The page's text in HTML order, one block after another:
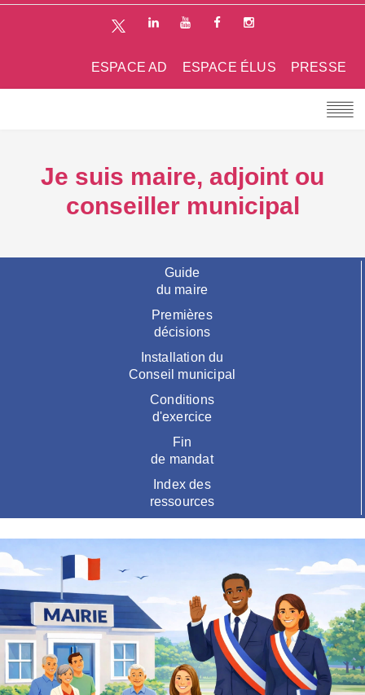
PRESSE
ESPACE ÉLUS
ESPACE AD
Je suis maire, adjoint ou
conseiller municipal
Guide
du maire
Premières
décisions
Installation du
Conseil municipal
Conditions
d'exercice
Fin
de mandat
Index des
ressources